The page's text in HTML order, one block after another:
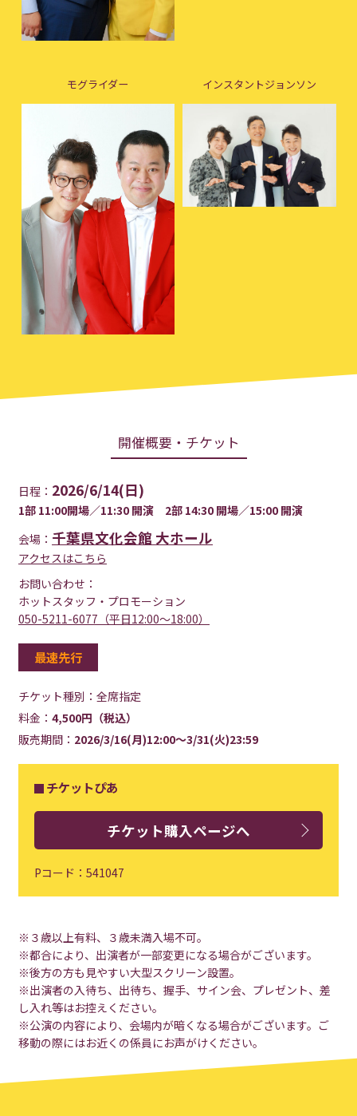
モグライダー インスタントジョンソン
開催概要・チケット
日程： 2026/6/14(日)
1部 11:00開場／11:30 開演 2部 14:30 開場／15:00 開演
会場： 千葉県文化会館 大ホール
アクセスはこちら
お問い合わせ：
ホットスタッフ・プロモーション
050-5211-6077（平日12:00～18:00）
最速先行
チケット種別： 全席指定
料金： 4,500円（税込）
販売期間： 2026/3/16(月)12:00～3/31(火)23:59
チケットぴあ
チケット購入ページへ
Pコード：541047
※３歳以上有料、３歳未満入場不可。
※都合により、出演者が一部変更になる場合がございます。
※後方の方も見やすい大型スクリーン設置。
※出演者の入待ち、出待ち、握手、サイン会、プレゼント、差
し入れ等はお控えください。
※公演の内容により、会場内が暗くなる場合がございます。ご
移動の際にはお近くの係員にお声がけください。